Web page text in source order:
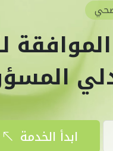
ابدأ الخدمة